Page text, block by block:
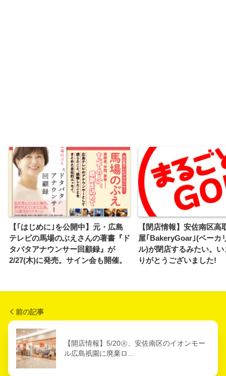
【｢はじめに｣を公開中】元・広島
テレビの馬場のぶえさんの著書『ド
タバタアナウンサー回顧録』が
2/27(木)に発売。サイン会も開催。
【閉店情報】安佐南区高
屋｢BakeryGoar｣(ベーカ
ル)が閉店するみたい。
りがとうございました!
前の記事
【開店情報】5/20㊌、安佐南区のイオンモー
ル広島祇園に廃棄ロ…